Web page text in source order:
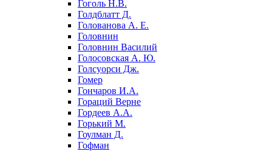
Гоголь Н.В.
Голдблатт Д.
Голованова А. Е.
Головнин
Головнин Василий
Голосовская А. Ю.
Голсуорси Дж.
Гомер
Гончаров И.А.
Гораций Верне
Гордеев А.А.
Горький М.
Гоулман Д.
Гофман